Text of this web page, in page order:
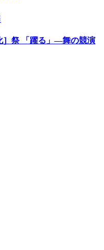
］祭 「躍る」―舞の競演